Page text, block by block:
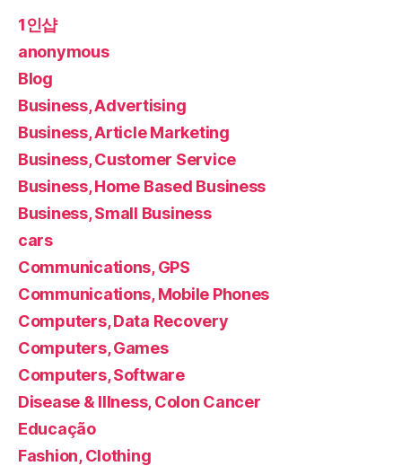
1인샵
anonymous
Blog
Business, Advertising
Business, Article Marketing
Business, Customer Service
Business, Home Based Business
Business, Small Business
cars
Communications, GPS
Communications, Mobile Phones
Computers, Data Recovery
Computers, Games
Computers, Software
Disease & Illness, Colon Cancer
Educação
Fashion, Clothing